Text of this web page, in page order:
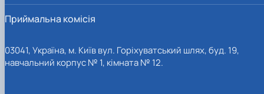
Приймальна комісія
03041, Україна, м. Київ вул. Горіхуватський шлях, буд. 19,
навчальний корпус № 1, кімната № 12.